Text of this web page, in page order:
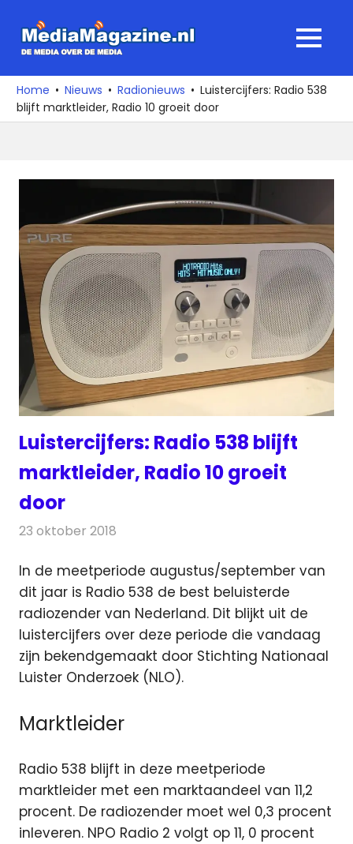
naar
media
over
de
MENU
Home Nieuws Radionieuws
Luistercijfers: Radio 538
blijft marktleider, Radio 10 groeit door
Luistercijfers: Radio 538 blijft
marktleider, Radio 10 groeit
door
23 oktober 2018
In de meetperiode augustus/september van
dit jaar is Radio 538 de best beluisterde
radiozender van Nederland. Dit blijkt uit de
luistercijfers over deze periode die vandaag
zijn bekendgemaakt door Stichting Nationaal
Luister Onderzoek (NLO).
Marktleider
Radio 538 blijft in deze meetperiode
marktleider met een marktaandeel van 11,2
procent. De radiozender moet wel 0,3 procent
inleveren. NPO Radio 2 volgt op 11, 0 procent